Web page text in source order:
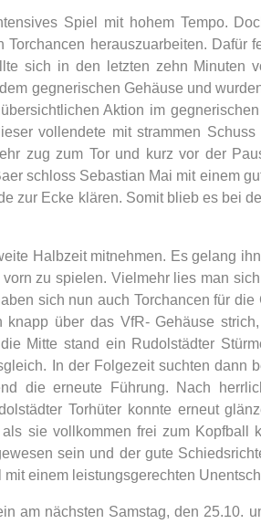
Spiel mit hohem Tempo.
herauszuarbeiten. Dafür
sich in den letzten zehn Minuten
gegnerischen Gehäuse und
Aktion im
vollendete mit strammen
zug zum Tor und kurz vor der
schloss Sebastian Mai mit einem
zur Ecke klären. Somit blieb es bei
Halbzeit mitnehmen. Es gelang
zu spielen. Vielmehr lies man
sich nun auch Torchancen für die
über das VfR- Gehäuse
Mitte stand ein Rudolstädter
In der Folgezeit suchten dann
die erneute Führung. Nach
Torhüter konnte erneut
sie vollkommen frei zum Kopfball
sein und der gute
einem leistungsgerechten
am nächsten Samstag, den 25.10.